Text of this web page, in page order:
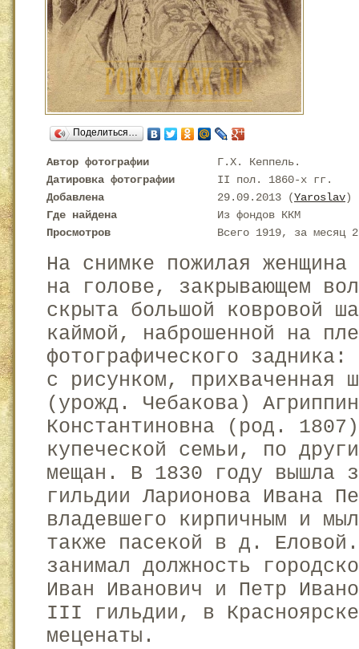
Поделиться…
Автор фотографии
Г.Х. Кеппель.
Датировка фотографии
II пол. 1860-х гг.
Добавлена
29.09.2013 (Yaroslav)
Где найдена
Из фондов ККМ
Просмотров
Всего 1919, за месяц
На снимке пожилая
на голове, закрывающем
скрыта большой ковровой
каймой, наброшенной на
фотографического
с рисунком, прихваченная
(урожд. Чебакова)
Константиновна (род.
купеческой семьи, по
мещан. В 1830 году вышла
гильдии Ларионова Ивана
владевшего кирпичным и
также пасекой в д.
занимал должность
Иван Иванович и Петр
III гильдии, в
меценаты.